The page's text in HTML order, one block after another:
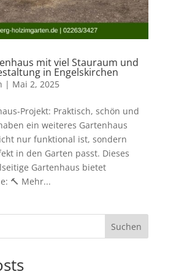
mit viel Stauraum und
in Engelskirchen
| Mai 2, 2025
Projekt: Praktisch, schön und
ein weiteres Gartenhaus
nur funktional ist, sondern
in den Garten passt. Dieses
Gartenhaus bietet
🔨 Mehr...
Suchen